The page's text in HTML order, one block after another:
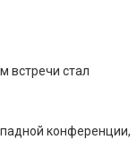
встречи стал
конференции,